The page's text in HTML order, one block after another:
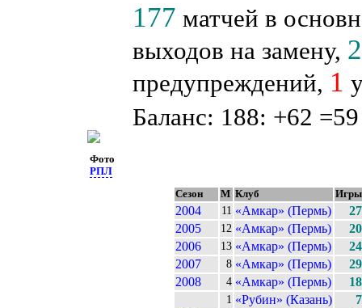
Фото
РПЛ
177 матчей в
выходов на замену,
предупреждений, 1
Баланс: 188: +62
Сезон М Клуб Игры
2004 11 «Амкар» (Пермь)
27
2005
12 «Амкар» (Пермь)
20
2006
13 «Амкар» (Пермь)
24
2007
8 «Амкар» (Пермь)
29
2008
4 «Амкар» (Пермь) 18
1 «Рубин» (Казань)
7